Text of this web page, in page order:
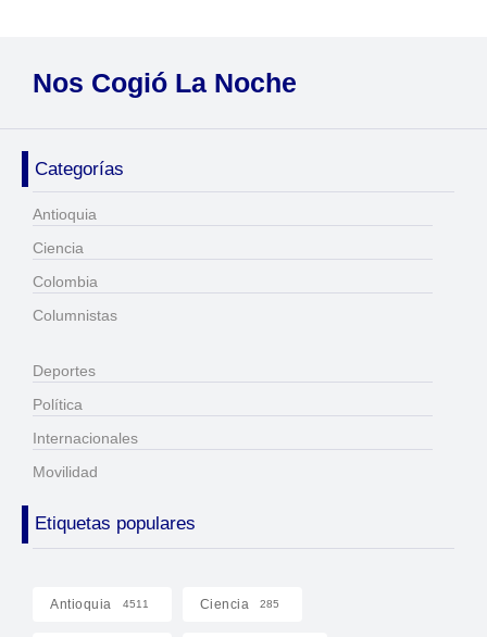
Nos Cogió La Noche
Categorías
Antioquia
Ciencia
Colombia
Columnistas
Deportes
Política
Internacionales
Movilidad
Etiquetas populares
Antioquia 4511 Ciencia 285